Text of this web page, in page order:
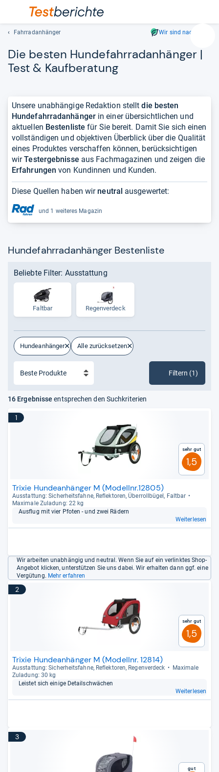
Geben
und
lassen
mit
Fahrradanhänger Wir sind nachhaltig
Die bes­ten Hun­de­fahr­rad­an­hän­ger |
Test & Kauf­be­ra­tung
Unsere unabhängige Redaktion stelltdie besten
Hundefahrradanhängerin einer übersichtlichen und
aktuellen Bestenliste für Sie bereit. Damit Sie sich einen
vollständigen und objektiven Überblick über die Qualität
eines Produktes verschaffen können, berücksichtigen
wirTestergebnisse aus Fachmagazinen und zeigen die
Erfahrungen von Kundinnen und Kunden.
Diese Quellen haben wir neutral ausgewertet:
und 1 weiteres Magazin
Hundefahrradanhänger Bestenliste
Beliebte Filter: Ausstattung
Faltbar Regen­ver­deck
Hundeanhänger Alle zurücksetzen
Filtern (1)
16 Ergebnisse entsprechen den Suchkriterien
1
Sehr gut
1,5
Trixie Hundeanhänger M (Modellnr.12805)
Aus­stat­tung: Sicher­heits­fahne, Reflek­to­ren, Über­roll­bü­gel, Falt­bar
Maxi­male Zula­dung: 22 kg
Aus­flug mit vier Pfo­ten -​ und zwei Rädern
Weiterlesen
Wir arbeiten unabhängig und neutral. Wenn Sie auf ein verlinktes Shop-
Angebot klicken, unterstützen Sie uns dabei. Wir erhalten dann ggf. eine
Vergütung. Mehr erfahren
2
Sehr gut
1,5
Trixie Hundeanhänger M (Modellnr. 12814)
Aus­stat­tung: Sicher­heits­fahne, Reflek­to­ren, Regen­ver­deck
Maxi­male
Zula­dung: 30 kg
Leis­tet sich einige Detail­schwä­chen
Weiterlesen
3
Gut